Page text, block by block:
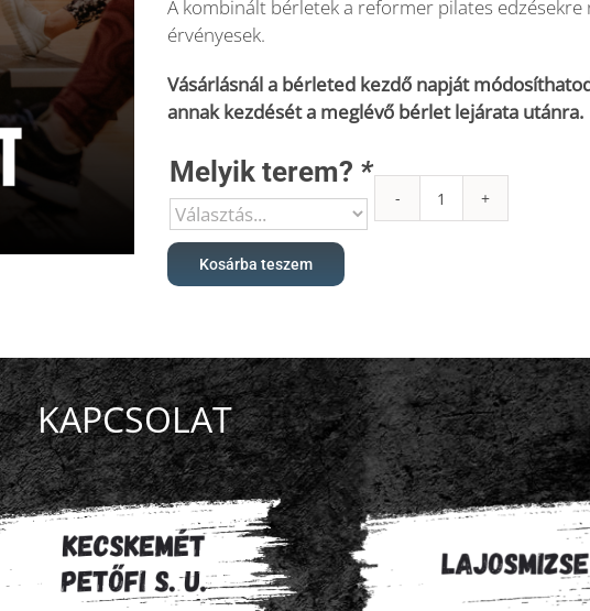
A kombinált bérletek a reformer pilates edzésekre
érvényesek.
Vásárlásnál a bérleted kezdő napját
annak kezdését a meglévő bérlet lejárata utánra.
Melyik terem? *
90
Kosárba teszem
KAPCSOLAT